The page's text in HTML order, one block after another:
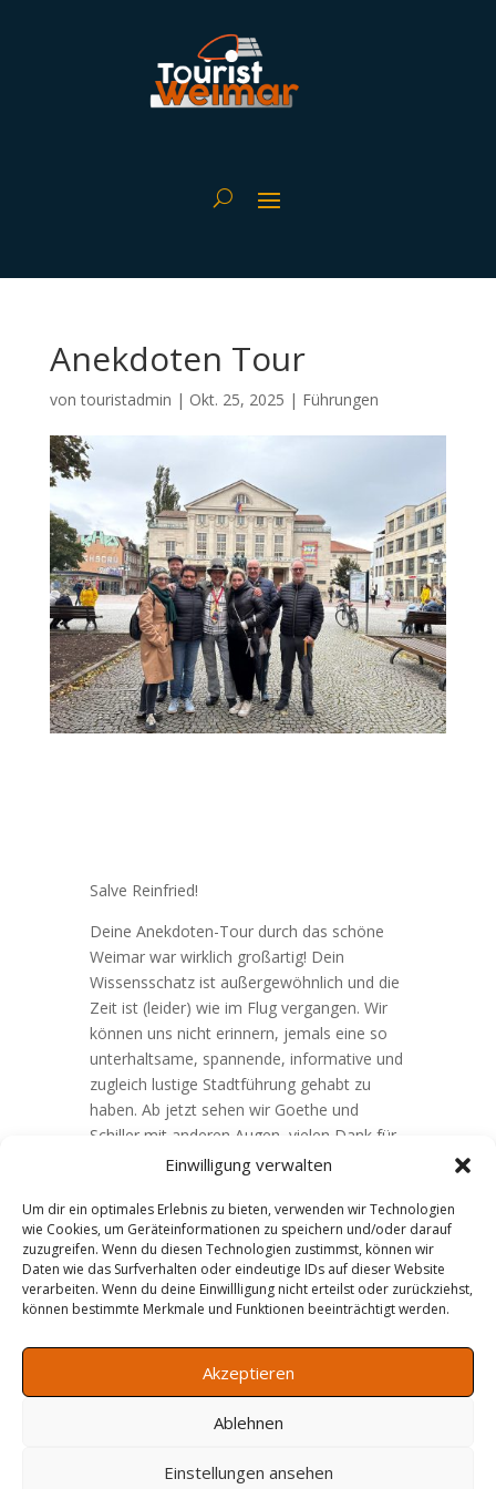
Einwilligung verwalten
Um dir ein optimales Erlebnis zu bieten, verwenden wir Technologien
wie Cookies, um Geräteinformationen zu speichern und/oder darauf
zuzugreifen. Wenn du diesen Technologien zustimmst, können wir
Daten wie das Surfverhalten oder eindeutige IDs auf dieser Website
verarbeiten. Wenn du deine Einwillligung nicht erteilst oder zurückziehst,
können bestimmte Merkmale und Funktionen beeinträchtigt werden.
Akzeptieren
Ablehnen
Einstellungen ansehen
Anekdoten Tour
vontouristadmin | Okt. 25, 2025 | Führungen
Salve Reinfried!
Deine Anekdoten-Tour durch das schöne
Weimar war wirklich großartig! Dein
Wissensschatz ist außergewöhnlich und die
Zeit ist (leider) wie im Flug vergangen. Wir
können uns nicht erinnern, jemals eine so
unterhaltsame, spannende, informative und
zugleich lustige Stadtführung gehabt zu
haben. Ab jetzt sehen wir Goethe und
Schiller mit anderen Augen, vielen Dank für
Beste Grüße,
Marcel, Anna, Angelika, Peter, Roland und
Claudia